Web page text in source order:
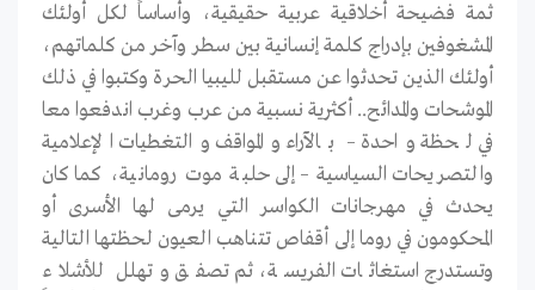
ثمة فضيحة أخلاقية عربية حقيقية، وأساساً لكل أولئك
المشغوفين بإدراج كلمة إنسانية بين سطر وآخر من كلماتهم،
أولئك الذين تحدثوا عن مستقبل لليبيا الحرة وكتبوا في ذلك
الموشحات والمدائح.. أكثرية نسبية من عرب وغرب اندفعوا معا
في لحظة واحدة – بالآراء والمواقف والتغطيات الإعلامية
والتصريحات السياسية – إلى حلبة موت رومانية، كما كان
يحدث في مهرجانات الكواسر التي يرمى لها الأسرى أو
المحكومون في روما إلى أقفاص تتناهب العيون لحظتها التالية
وتستدرج استغاثات الفريسة، ثم تصفق وتهلل للأشلاء